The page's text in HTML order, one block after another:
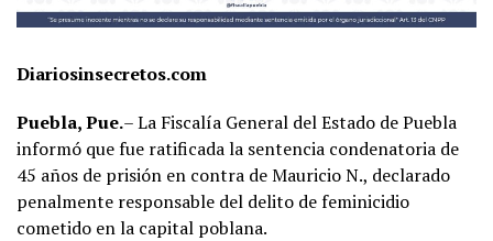
Diariosinsecretos.com
Puebla, Pue.– La Fiscalía General del Estado de Puebla
informó que fue ratificada la sentencia condenatoria de
45 años de prisión en contra de Mauricio N., declarado
penalmente responsable del delito de feminicidio
cometido en la capital poblana.